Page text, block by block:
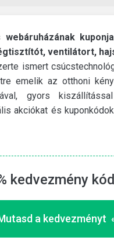
ventilátort,
ismert
emelik az otthoni
gyors
akciókat és
kedvezmény kód
a kedvezményt
számlához